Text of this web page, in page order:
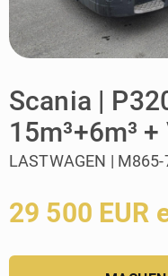
Scania |
15m³+6m³ +
LASTWAGEN |
29 500 EUR